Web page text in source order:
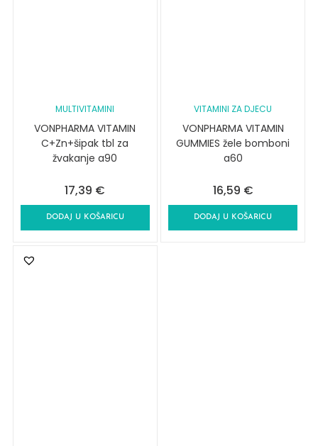
MULTIVITAMINI
VONPHARMA VITAMIN
C+Zn+šipak tbl za
žvakanje a90
17,39 €
DODAJ U KOŠARICU
VITAMINI ZA DJECU
VONPHARMA VITAMIN
GUMMIES žele bomboni
a60
16,59 €
DODAJ U KOŠARICU